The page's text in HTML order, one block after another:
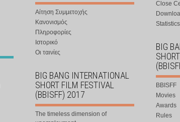
Αίτηση Συμμετοχής
Κανονισμός
Πληροφορίες
Ιστορικό
Οι ταινίες
BIG BANG INTERNATIONAL
SHORT FILM FESTIVAL
(BBISFF) 2017
The timeless dimension of
Close
Statistics
BIG
BBISFF
Movies
Awards
Rules